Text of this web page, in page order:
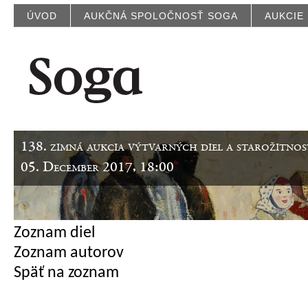
ÚVOD AUKČNÁ SPOLOČNOSŤ SOGA AUKCIE
138. zimná aukcia výtvarných diel a
05. December 2017, 18:00
Zoznam diel
Zoznam autorov
Späť na zoznam